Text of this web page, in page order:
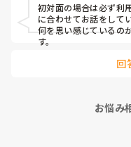
初対面の場合は必ず利
に合わせてお話をして
何を思い感じているの
す。
回
お悩み